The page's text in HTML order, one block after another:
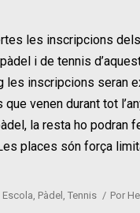
CONTACTE
les inscripcions
i de tennis
les inscripcions seran
venen durant tot
la resta ho podran
places són força
Escola, Pàdel , Tennis Por